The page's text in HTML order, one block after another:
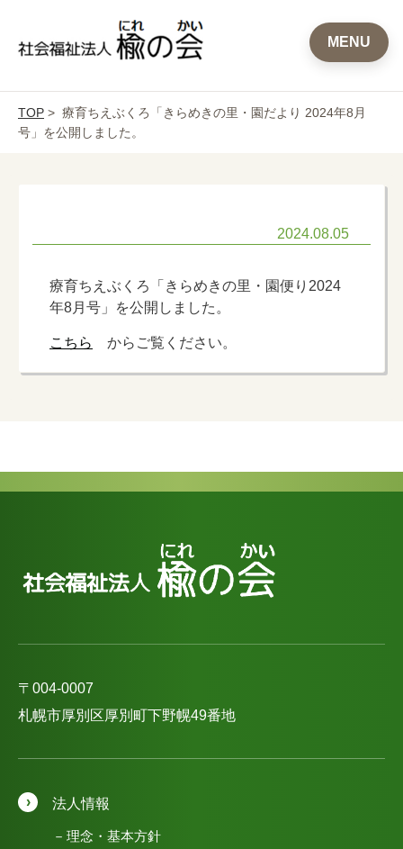
MENU
TOP > 療育ちえぶくろ「きらめきの里・園だより 2024年8月
号」を公開しました。
2024.08.05
療育ちえぶくろ「きらめきの里・園便り2024
年8月号」を公開しました。
こちら からご覧ください。
〒004-0007
札幌市厚別区厚別町下野幌49番地
法人情報
理念・基本方針